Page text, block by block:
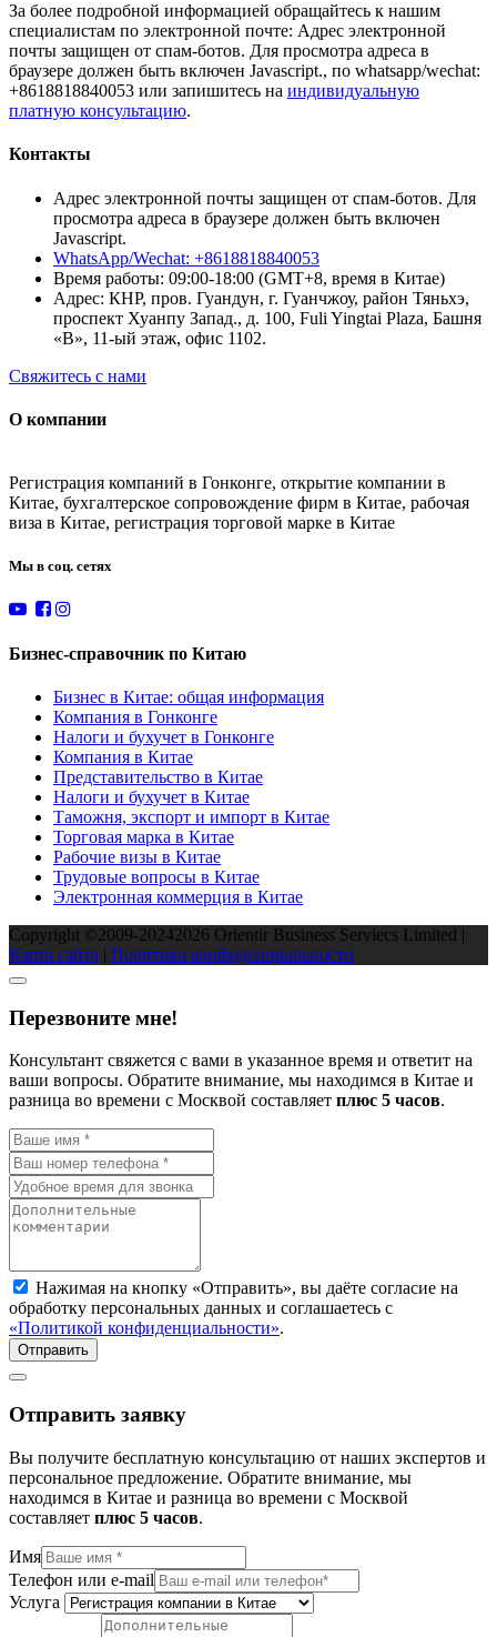
За более подробной информацией обращайтесь к нашим
специалистам по электронной почте: Адрес электронной
почты защищен от спам-ботов. Для просмотра адреса в
браузере должен быть включен Javascript., по whatsapp/wechat:
+8618818840053 или запишитесь на индивидуальную
платную консультацию.
Контакты
Адрес электронной почты защищен от спам-ботов. Для
просмотра адреса в браузере должен быть включен
Javascript.
WhatsApp/Wechat: +8618818840053
Время работы: 09:00-18:00 (GMT+8, время в Китае)
Адрес: КНР, пров. Гуандун, г. Гуанчжоу, район Тяньхэ,
проспект Хуанпу Запад., д. 100, Fuli Yingtai Plaza, Башня
«B», 11-ый этаж, офис 1102.
Свяжитесь с нами
О компании
Регистрация компаний в Гонконге, открытие компании в
Китае, бухгалтерское сопровождение фирм в Китае, рабочая
виза в Китае, регистрация торговой марке в Китае
Мы в соц. сетях
Бизнес-справочник по Китаю
Бизнес в Китае: общая информация
Компания в Гонконге
Налоги и бухучет в Гонконге
Компания в Китае
Представительство в Китае
Налоги и бухучет в Китае
Таможня, экспорт и импорт в Китае
Торговая марка в Китае
Рабочие визы в Китае
Трудовые вопросы в Китае
Электронная коммерция в Китае
Copyright ©2009-20242026 Orientir Business Serviecs Limited |
Карта сайта | Политика конфиденциальности
Перезвоните мне!
Консультант свяжется с вами в указанное время и ответит на
ваши вопросы. Обратите внимание, мы находимся в Китае и
разница во времени с Москвой составляет плюc 5 часов.
Нажимая на кнопку «Отправить», вы даёте согласие на
обработку персональных данных и соглашаетесь с
«Политикой конфиденциальности».
Отправить
Отправить заявку
Вы получите бесплатную консультацию от наших экспертов и
персональное предложение. Обратите внимание, мы
находимся в Китае и разница во времени с Москвой
составляет плюc 5 часов.
Имя
Телефон или e-mail
Услуга